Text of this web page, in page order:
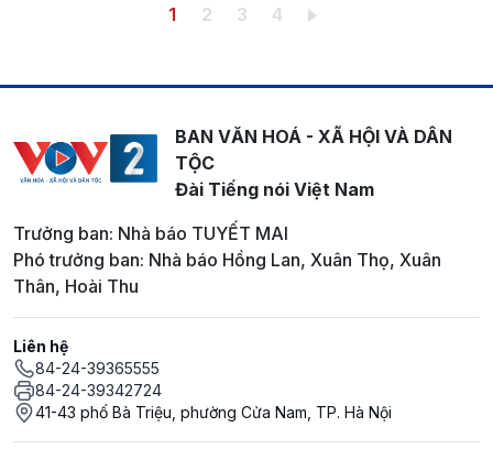
Trang hiện thời
1 Trang
2 Trang
3 Trang
4
BAN VĂN HOÁ - XÃ HỘI VÀ DÂN
TỘC
Đài Tiếng nói Việt Nam
Trưởng ban: Nhà báo TUYẾT MAI
Phó trưởng ban: Nhà báo Hồng Lan, Xuân Thọ, Xuân
Thân, Hoài Thu
Liên hệ
84-24-39365555
84-24-39342724
41-43 phố Bà Triệu, phường Cửa Nam, TP. Hà Nội